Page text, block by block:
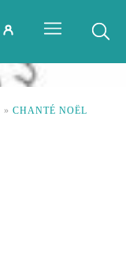
» CHANTÉ NOËL